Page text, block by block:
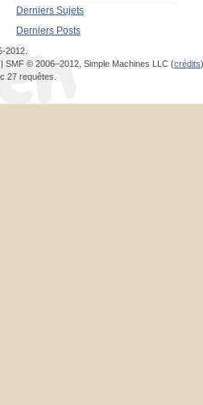
Derniers Sujets
Derniers Posts
2012.
SMF © 2006–2012, Simple Machines LLC (crédits)
27 requêtes.